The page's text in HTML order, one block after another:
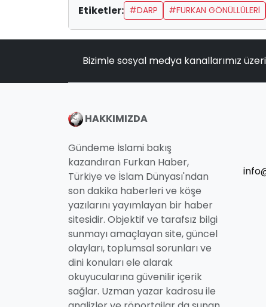
Etiketler: #DARP #FURKAN GÖNÜLLÜLERİ
Bizimle sosyal medya kanallarımız
HAKKIMIZDA
Gündeme İslami bakış
kazandıran Furkan Haber,
Türkiye ve İslam Dünyası'ndan
son dakika haberleri ve köşe
yazılarını yayımlayan bir haber
sitesidir. Objektif ve tarafsız bilgi
sunmayı amaçlayan site, güncel
olayları, toplumsal sorunları ve
dini konuları ele alarak
okuyucularına güvenilir içerik
sağlar. Uzman yazar kadrosu ile